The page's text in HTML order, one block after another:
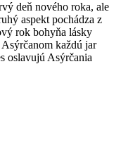
deň nového roka, ale
aspekt pochádza z
rok bohyňa lásky
každú jar
oslavujú Asýrčania